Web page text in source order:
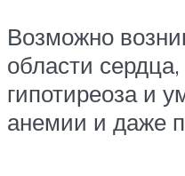
Возможно
области
гипотиреоза и
анемии и даже